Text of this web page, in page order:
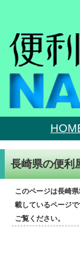
長崎県の便利
このページは長崎
載しているページ
ご覧ください。